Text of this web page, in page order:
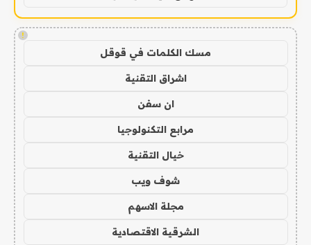
!
مسك الكلمات في قوقل
اشراق التقنية
ان سفن
مرابع التكنولوجيا
خيال التقنية
شوف ويب
مجلة الاسهم
الشرقية الاقتصادية